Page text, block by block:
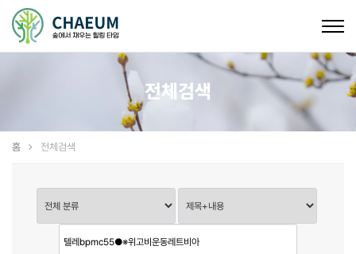
전체검색
홈 전체검색